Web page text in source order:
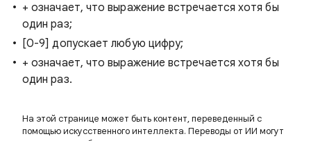
+ означает, что выражение встречается хотя бы
один раз;
[0-9] допускает любую цифру;
+ означает, что выражение встречается хотя бы
один раз.
На этой странице может быть контент, переведенный с
помощью искусственного интеллекта. Переводы от ИИ могут